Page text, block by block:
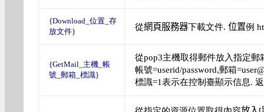
{Download_位置_存
放文件}
從網頁服務器下載文件. 位置例
{GetMail_主機_帳
號_郵箱_標識}
從pop3主機取得郵件放入指定郵
帳號=userid/password,郵箱
標識=1表示在控制臺顯示信息.